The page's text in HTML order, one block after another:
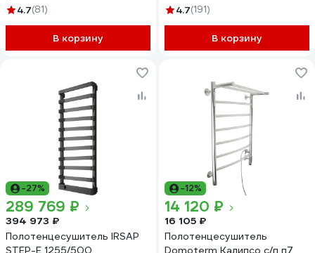
4670078531384
4.7(81)
В корзину
4670078531308
4.7(191)
В корзину
-27%
289 769 ₽
394 973 ₽
Полотенцесушитель IRSAP
STEP-E 1255/500
-12%
14 120 ₽
16 105 ₽
Полотенцесушитель
Domoterm Калипсо с/п п7